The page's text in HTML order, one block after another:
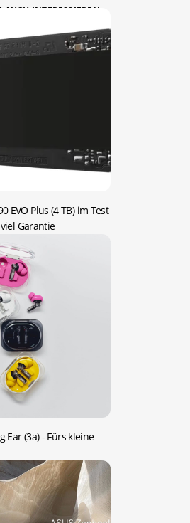
INTERESSIEREN:
EVO Plus (4 TB) im Test
Garantie
Ear (3a)- Fürs kleine